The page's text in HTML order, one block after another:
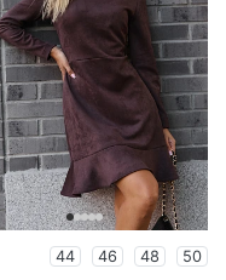
44 46 48 50